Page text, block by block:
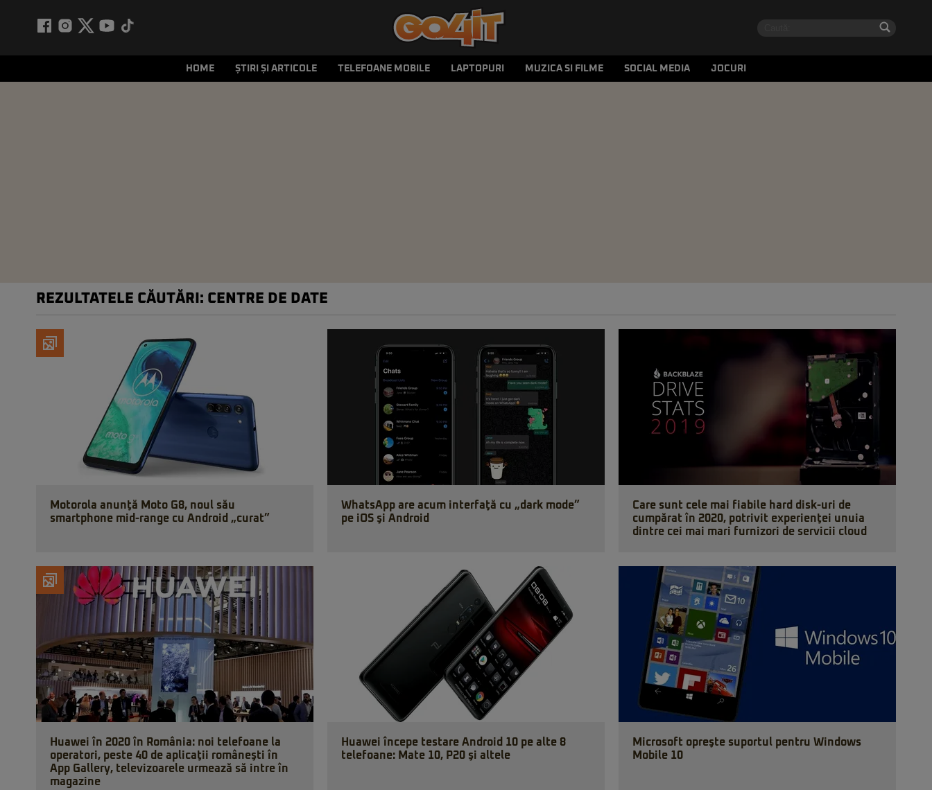
HOME ȘTIRI ȘI ARTICOLE TELEFOANE MOBILE LAPTOPURI MUZICA SI FILME SOCIAL MEDIA JOCURI
REZULTATELE CĂUTĂRI: CENTRE DE DATE
Motorola anunţă Moto G8, noul său
smartphone mid-range cu Android „curat”
WhatsApp are acum interfaţă cu „dark mode”
pe iOS şi Android
Care sunt cele mai fiabile hard disk-uri de
cumpărat în 2020, potrivit experienţei unuia
dintre cei mai mari furnizori de servicii cloud
Huawei în 2020 în România: noi telefoane la
operatori, peste 40 de aplicaţii româneşti în
App Gallery, televizoarele urmează să intre în
magazine
Huawei începe testare Android 10 pe alte 8
telefoane: Mate 10, P20 şi altele
Microsoft opreşte suportul pentru Windows
Mobile 10